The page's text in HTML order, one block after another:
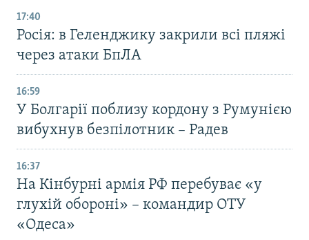
17:40
Росія: в Геленджику закрили всі пляжі
через атаки БпЛА
16:59
У Болгарії поблизу кордону з Румунією
вибухнув безпілотник – Радев
16:37
На Кінбурні армія РФ перебуває «у
глухій обороні» – командир ОТУ
«Одеса»